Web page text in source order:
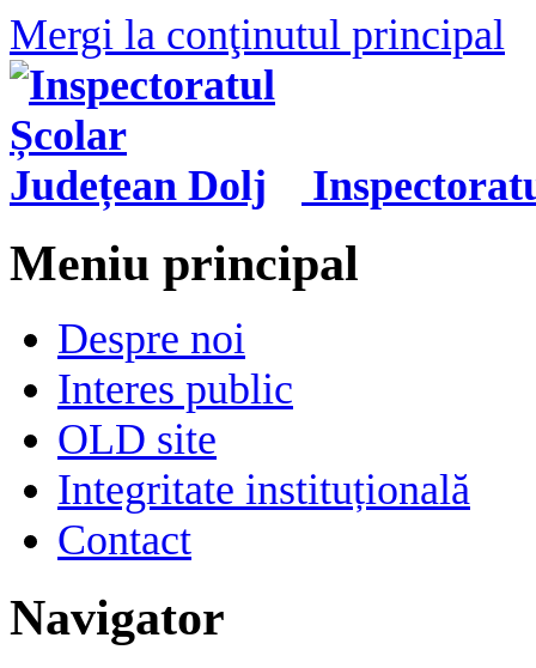
Mergi la conţinutul principal
Meniu principal
Despre noi
Interes public
OLD site
Integritate instituțională
Contact
Navigator